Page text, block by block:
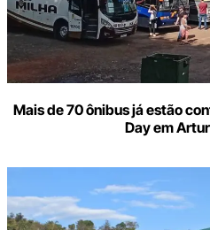
Mais de 70 ônibus já estão
Day em